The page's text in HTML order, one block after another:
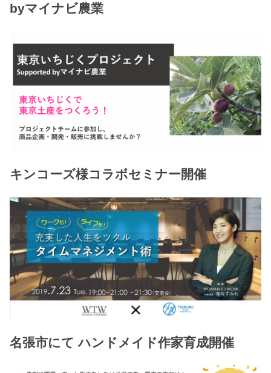
byマイナビ農業
キンコーズ様コラボセミナー開催
名張市にて ハンドメイド作家育成開催